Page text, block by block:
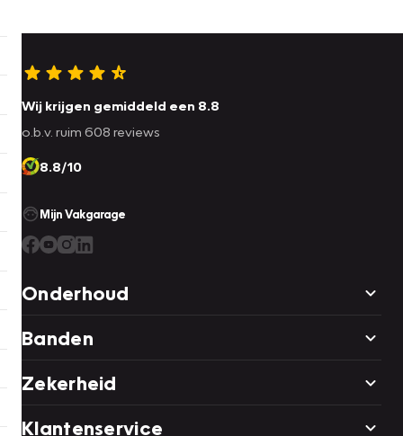
Wij krijgen gemiddeld een 8.8
o.b.v. ruim 608 reviews
8.8/10
Mijn Vakgarage
Onderhoud
Banden
Zekerheid
Klantenservice